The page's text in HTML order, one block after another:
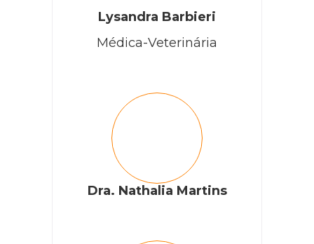
Lysandra Barbieri
Médica-Veterinária
Dra. Nathalia Martins